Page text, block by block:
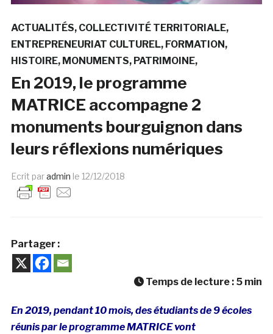
ACTUALITÉS COLLECTIVITÉ TERRITORIALE
ENTREPRENEURIAT CULTUREL FORMATION
HISTOIRE MONUMENTS PATRIMOINE
En 2019, le programme
MATRICE accompagne 2
monuments bourguignon dans
leurs réflexions numériques
Ecrit paradmin le 12/12/2018
Partager :
Temps de lecture : 5 min
En 2019, pendant 10 mois, des étudiants de 9 écoles
réunis par le programme MATRICE vont